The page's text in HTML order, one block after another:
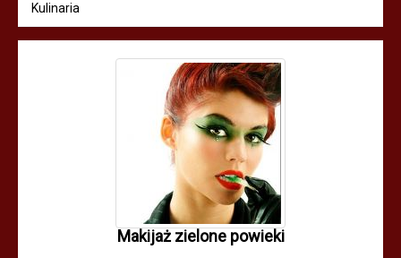
Kulinaria
Makijaż zielone powieki